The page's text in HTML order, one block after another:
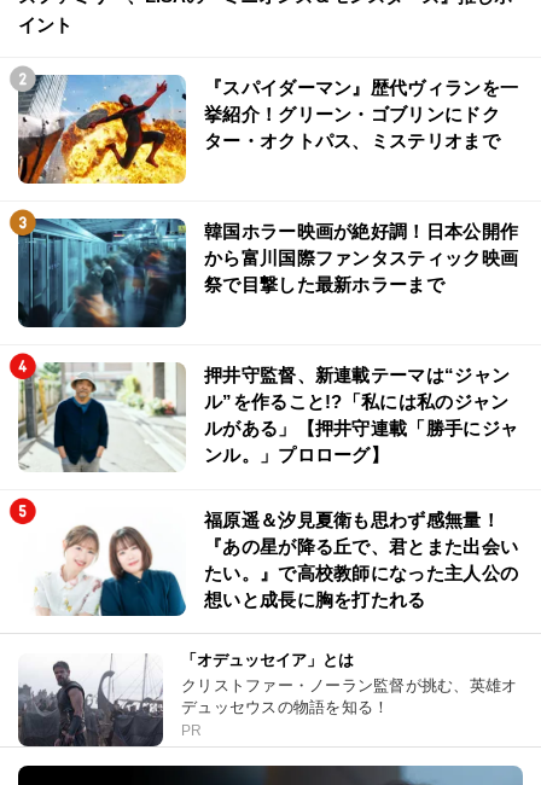
イント
『スパイダーマン』歴代ヴィランを一
挙紹介！グリーン・ゴブリンにドク
ター・オクトパス、ミステリオまで
韓国ホラー映画が絶好調！日本公開作
から富川国際ファンタスティック映画
祭で目撃した最新ホラーまで
押井守監督、新連載テーマは“ジャン
ル”を作ること!?「私には私のジャン
ルがある」【押井守連載「勝手にジャ
ンル。」プロローグ】
福原遥＆汐見夏衛も思わず感無量！
『あの星が降る丘で、君とまた出会い
たい。』で高校教師になった主人公の
想いと成長に胸を打たれる
「オデュッセイア」とは
クリストファー・ノーラン監督が挑む、英雄オ
デュッセウスの物語を知る！
PR